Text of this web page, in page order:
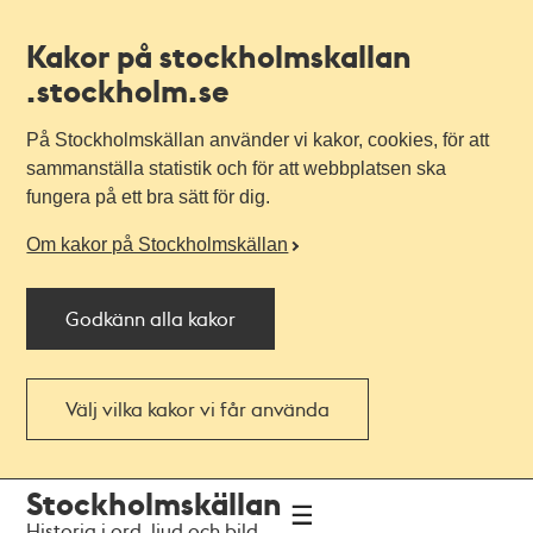
Kakor på stockholmskallan
.stockholm.se
På Stockholmskällan använder vi kakor, cookies, för att
sammanställa statistik och för att webbplatsen ska
fungera på ett bra sätt för dig.
Om kakor på Stockholmskällan
Godkänn alla kakor
Välj vilka kakor vi får använda
navigationen
huvudinnehållet
Stockholmskällan